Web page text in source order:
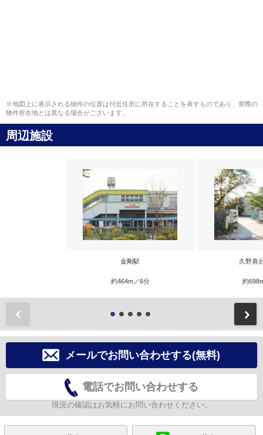
※地図上に表示される物件の位置は付近住所に所在することを表すものであり、実際の
物件所在地とは異なる場合がございます。
周辺施設
金剛駅
約464m／6分
久野喜
約
メールでお問い合わせする(無料)
電話でお問い合わせする
現況の確認はお気軽にお問い合わせください。